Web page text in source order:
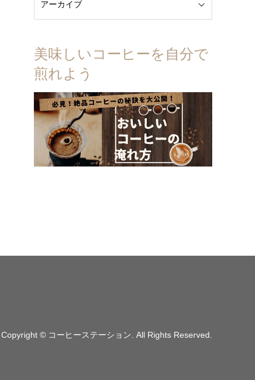
美味しいコーヒーを自分で
煎れよう
Copyright © コーヒーステーション . All Rights Reserved.